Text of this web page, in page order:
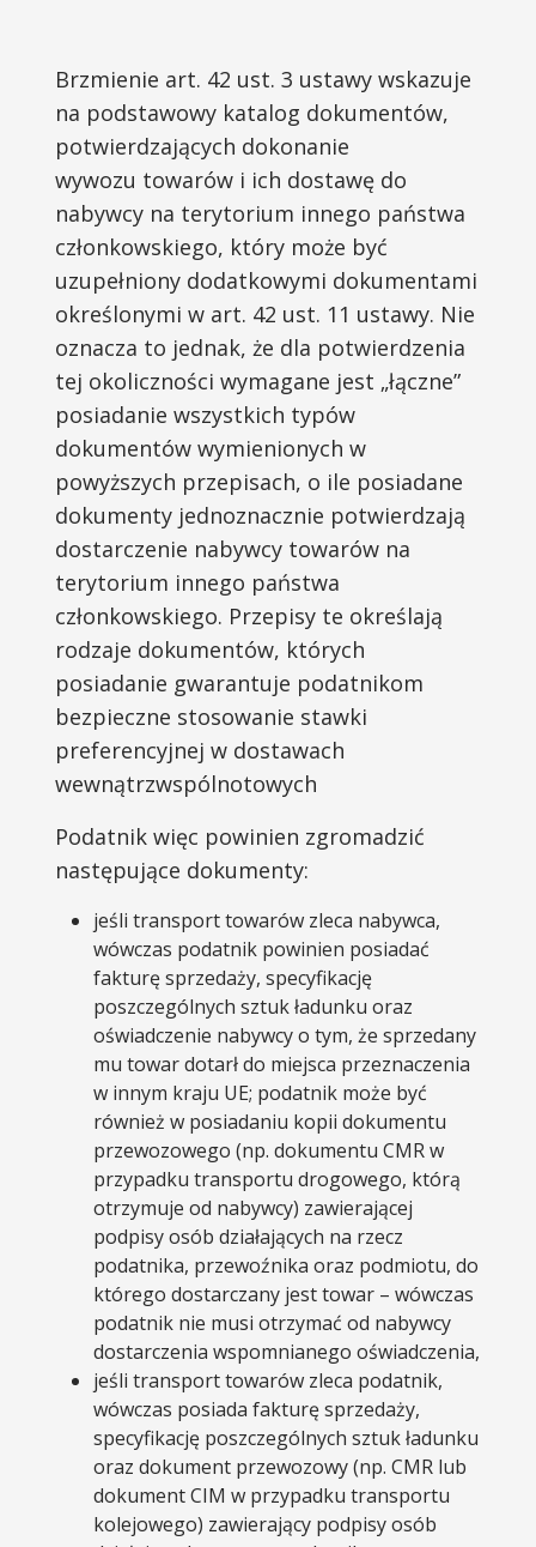
Brzmienie art. 42 ust. 3 ustawy wskazuje
na podstawowy katalog dokumentów,
potwierdzających dokonanie
wywozu towarów i ich dostawę do
nabywcy na terytorium innego państwa
członkowskiego, który może być
uzupełniony dodatkowymi dokumentami
określonymi w art. 42 ust. 11 ustawy. Nie
oznacza to jednak, że dla potwierdzenia
tej okoliczności wymagane jest „łączne”
posiadanie wszystkich typów
dokumentów wymienionych w
powyższych przepisach, o ile posiadane
dokumenty jednoznacznie potwierdzają
dostarczenie nabywcy towarów na
terytorium innego państwa
członkowskiego. Przepisy te określają
rodzaje dokumentów, których
posiadanie gwarantuje podatnikom
bezpieczne stosowanie stawki
preferencyjnej w dostawach
wewnątrzwspólnotowych
Podatnik więc powinien zgromadzić
następujące dokumenty:
jeśli transport towarów zleca nabywca,
wówczas podatnik powinien posiadać
fakturę sprzedaży, specyfikację
poszczególnych sztuk ładunku oraz
oświadczenie nabywcy o tym, że sprzedany
mu towar dotarł do miejsca przeznaczenia
w innym kraju UE; podatnik może być
również w posiadaniu kopii dokumentu
przewozowego (np. dokumentu CMR w
przypadku transportu drogowego, którą
otrzymuje od nabywcy) zawierającej
podpisy osób działających na rzecz
podatnika, przewoźnika oraz podmiotu, do
którego dostarczany jest towar – wówczas
podatnik nie musi otrzymać od nabywcy
dostarczenia wspomnianego oświadczenia,
jeśli transport towarów zleca podatnik,
wówczas posiada fakturę sprzedaży,
specyfikację poszczególnych sztuk ładunku
oraz dokument przewozowy (np. CMR lub
dokument CIM w przypadku transportu
kolejowego) zawierający podpisy osób